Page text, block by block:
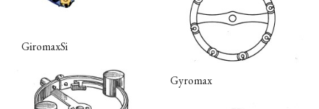
GiromaxSi
Gyromax